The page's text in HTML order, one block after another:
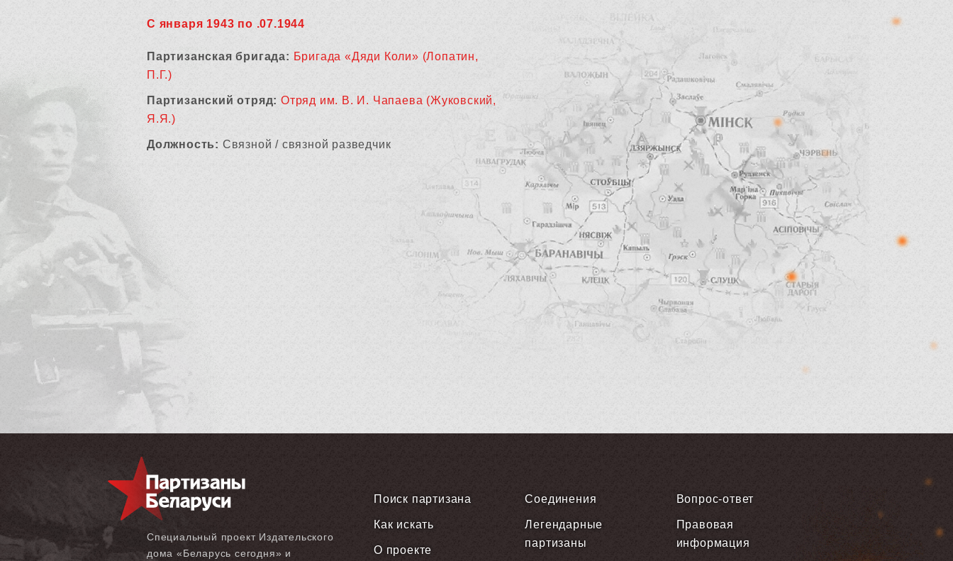
С января 1943 по .07.1944
Партизанская бригада: Бригада «Дяди Коли» (Лопатин,
П.Г.)
Партизанский отряд: Отряд им. В. И. Чапаева (Жуковский,
Я.Я.)
Должность: Связной / связной разведчик
Специальный проект Издательского
дома «‎Беларусь сегодня» и
Поиск партизана
Как искать
О проекте
Соединения
Легендарные
партизаны
Вопрос-ответ
Правовая
информация